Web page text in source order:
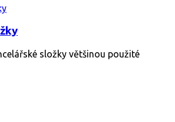
složky většinou použité